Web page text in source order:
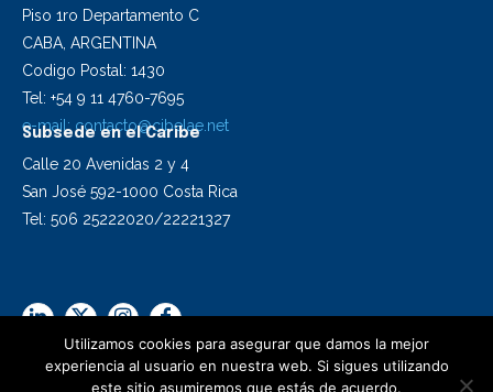
Piso 1ro Departamento C
CABA, ARGENTINA
Codigo Postal: 1430
Tel: +54 9 11 4760-7695
e-mail: contacto@cibelae.net
Subsede en el Caribe
Calle 20 Avenidas 2 y 4
San José 592-1000 Costa Rica
Tel: 506 25222020/22221327
Utilizamos cookies para asegurar que damos la mejor
experiencia al usuario en nuestra web. Si sigues utilizando
este sitio asumiremos que estás de acuerdo.